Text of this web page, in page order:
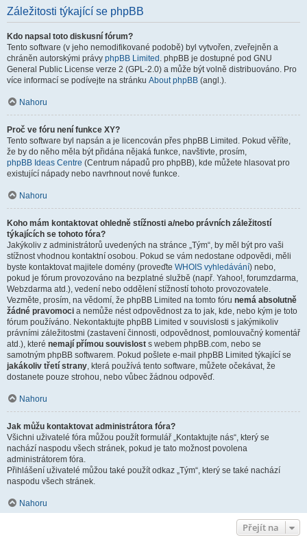
Záležitosti týkající se phpBB
Kdo napsal toto diskusní fórum?
Tento software (v jeho nemodifikované podobě) byl vytvořen, zveřejněn a
chráněn autorskými právy phpBB Limited . phpBB je dostupné pod GNU
General Public License verze 2 (GPL-2.0) a může být volně distribuováno. Pro
více informací se podívejte na stránku About phpBB (angl.).
Nahoru
Proč ve fóru není funkce XY?
Tento software byl napsán a je licencován přes phpBB Limited. Pokud věříte,
že by do něho měla být přidána nějaká funkce, navštivte, prosím,
phpBB Ideas Centre (Centrum nápadů pro phpBB), kde můžete hlasovat pro
existující nápady nebo navrhnout nové funkce.
Nahoru
Koho mám kontaktovat ohledně stížnosti a/nebo právních záležitostí
týkajících se tohoto fóra?
Jakýkoliv z administrátorů uvedených na stránce „Tým“, by měl být pro vaši
stížnost vhodnou kontaktní osobou. Pokud se vám nedostane odpovědi, měli
byste kontaktovat majitele domény (proveďte WHOIS vyhledávání) nebo,
pokud je fórum provozováno na bezplatné službě (např. Yahoo!, forumzdarma,
Webzdarma atd.), vedení nebo oddělení stížností tohoto provozovatele.
Vezměte, prosím, na vědomí, že phpBB Limited na tomto fóru nemá absolutně
žádné pravomoci a nemůže nést odpovědnost za to jak, kde, nebo kým je toto
fórum používáno. Nekontaktujte phpBB Limited v souvislosti s jakýmikoliv
právními záležitostmi (zastavení činnosti, odpovědnost, pomlouvačný komentář
atd.), které nemají přímou souvislost s webem phpBB.com, nebo se
samotným phpBB softwarem. Pokud pošlete e-mail phpBB Limited týkající se
jakákoliv třetí strany, která používá tento software, můžete očekávat, že
dostanete pouze strohou, nebo vůbec žádnou odpověď.
Nahoru
Jak můžu kontaktovat administrátora fóra?
Všichni uživatelé fóra můžou použít formulář „Kontaktujte nás“, který se
nachází naspodu všech stránek, pokud je tato možnost povolena
administrátorem fóra.
Přihlášení uživatelé můžou také použít odkaz „Tým“, který se také nachází
naspodu všech stránek.
Nahoru
Přejít na